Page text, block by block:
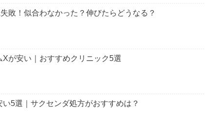
敗！似合わなかった？伸びたらどうなる？
が安い｜おすすめクリニック5選
い5選｜サクセンダ処方がおすすめは？